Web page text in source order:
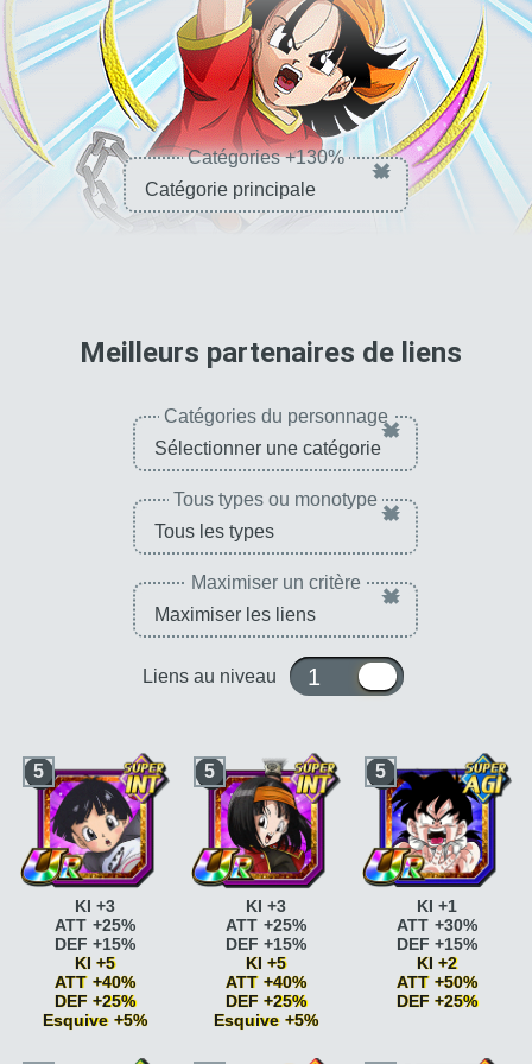
Catégories +130% ×
Meilleurs partenaires de liens
Catégories du personnage×
Tous types ou monotype ×
Maximiser un critère ×
Liens au niveau 1 ou 10
5
Combat acharnéATT
KI +3
ATT +25%
DEF +15%
KI +5
ATT +40%
DEF +25%
Esquive +5%
5
Combat acharnéATT
KI +3
ATT +25%
DEF +15%
KI +5
ATT +40%
DEF +25%
Esquive +5%
5
KI +1
ATT +30%
DEF +15%
KI +2
ATT +50%
DEF +25%